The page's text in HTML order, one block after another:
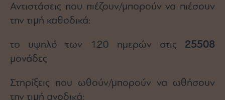
Αντιστάσεις που πιέζουν/μπορούν να πιέσουν
την τιμή καθοδικά:
το υψηλό των 120 ημερών στις 25508
μονάδες
Στηρίξεις που ωθούν/μπορούν να ωθήσουν
την τιμή ανοδικά: